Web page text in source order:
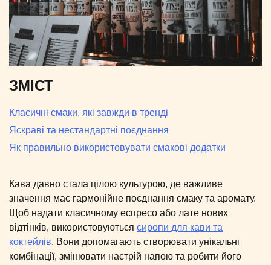
ЗМІСТ
Класичні смаки, які завжди в тренді
Яскраві та нестандартні поєднання
Як правильно використовувати смакові додатки
Кава давно стала цілою культурою, де важливе
значення має гармонійне поєднання смаку та аромату.
Щоб надати класичному еспресо або лате нових
відтінків, використовуються сиропи для кави та
коктейлів. Вони допомагають створювати унікальні
комбінації, змінювати настрій напою та робити його